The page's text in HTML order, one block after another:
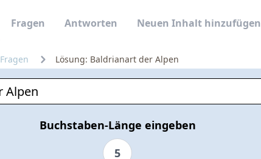
Fragen Antworten Neuen Inhalt hinzufügen
Fragen Lösung: Baldrianart der Alpen
Buchstaben-Länge eingeben
5